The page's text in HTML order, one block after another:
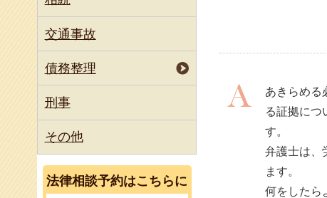
あきらめる
る証拠につ
す。
弁護士は、
ます。
何をしたら
交通事故
債務整理
刑事
その他
法律相談予約はこちらに